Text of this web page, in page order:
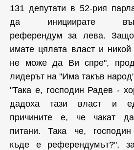
131 депутати в 52-рия
да инициирате
референдум за лева.
имате цялата власт и
не може да Ви спре",
лидерът на "Има такъв
"Така е, господин Радев -
дадоха тази власт и
причините е, че чакат
питани. Така че,
къде е референдумът?",